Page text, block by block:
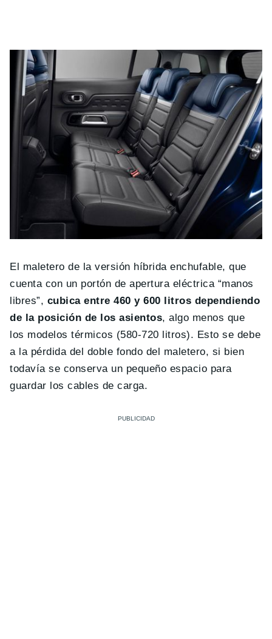
El maletero de la versión híbrida enchufable, que
cuenta con un portón de apertura eléctrica “manos
libres”, cubica entre 460 y 600 litros dependiendo
de la posición de los asientos, algo menos que
los modelos térmicos (580-720 litros). Esto se debe
a la pérdida del doble fondo del maletero, si bien
todavía se conserva un pequeño espacio para
guardar los cables de carga.